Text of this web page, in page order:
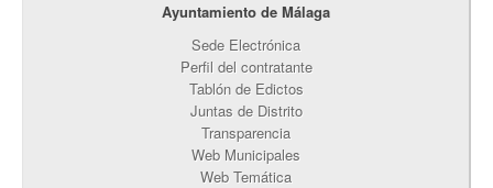
Ayuntamiento de Málaga
Sede Electrónica
Perfil del contratante
Tablón de Edictos
Juntas de Distrito
Transparencia
Web Municipales
Web Temática